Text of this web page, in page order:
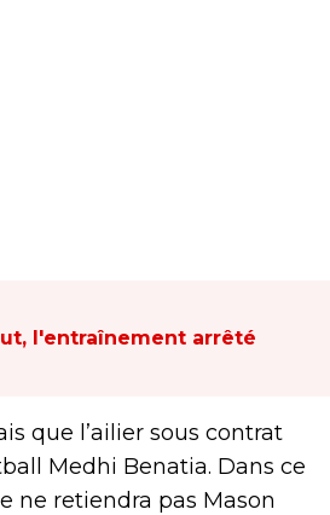
l'entraînement arrêté
que l’ailier sous contrat
Medhi Benatia. Dans ce
ne retiendra pas Mason